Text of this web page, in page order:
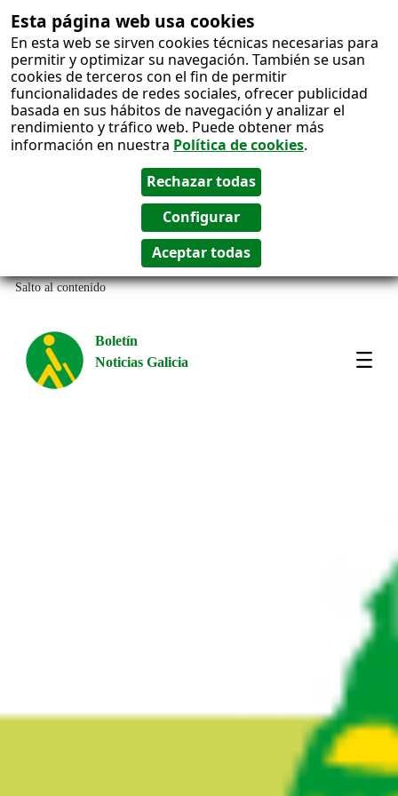
Esta página web usa cookies
En esta web se sirven cookies técnicas necesarias para
permitir y optimizar su navegación. También se usan
cookies de terceros con el fin de permitir
funcionalidades de redes sociales, ofrecer publicidad
basada en sus hábitos de navegación y analizar el
rendimiento y tráfico web. Puede obtener más
información en nuestra Política de cookies.
Salto al contenido
Boletín
Noticias Galicia